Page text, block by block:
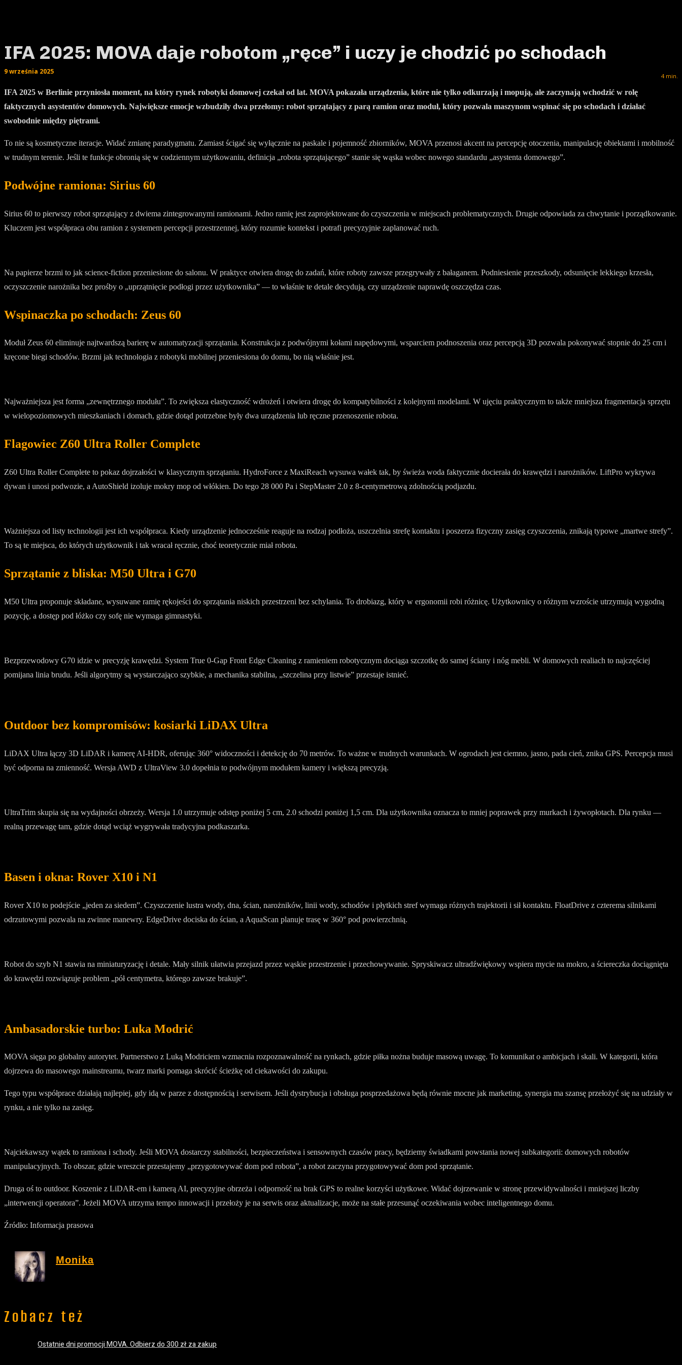
IFA 2025: MOVA daje robotom „ręce” i uczy je chodzić po schodach
4min.
9 września 2025
IFA 2025 w Berlinie przyniosła moment, na który rynek robotyki domowej czekał od lat. MOVA pokazała urządzenia, które nie tylko odkurzają i mopują, ale zaczynają wchodzić w rolę
faktycznych asystentów domowych. Największe emocje wzbudziły dwa przełomy: robot sprzątający z parą ramion oraz moduł, który pozwala maszynom wspinać się po schodach i działać
swobodnie między piętrami.
To nie są kosmetyczne iteracje. Widać zmianę paradygmatu. Zamiast ścigać się wyłącznie na paskale i pojemność zbiorników, MOVA przenosi akcent na percepcję otoczenia, manipulację obiektami i mobilność
w trudnym terenie. Jeśli te funkcje obronią się w codziennym użytkowaniu, definicja „robota sprzątającego” stanie się wąska wobec nowego standardu „asystenta domowego”.
Podwójne ramiona: Sirius 60
Sirius 60 to pierwszy robot sprzątający z dwiema zintegrowanymi ramionami. Jedno ramię jest zaprojektowane do czyszczenia w miejscach problematycznych. Drugie odpowiada za chwytanie i porządkowanie.
Kluczem jest współpraca obu ramion z systemem percepcji przestrzennej, który rozumie kontekst i potrafi precyzyjnie zaplanować ruch.
Na papierze brzmi to jak science-fiction przeniesione do salonu. W praktyce otwiera drogę do zadań, które roboty zawsze przegrywały z bałaganem. Podniesienie przeszkody, odsunięcie lekkiego krzesła,
oczyszczenie narożnika bez prośby o „uprzątnięcie podłogi przez użytkownika” — to właśnie te detale decydują, czy urządzenie naprawdę oszczędza czas.
Wspinaczka po schodach: Zeus 60
Moduł Zeus 60 eliminuje najtwardszą barierę w automatyzacji sprzątania. Konstrukcja z podwójnymi kołami napędowymi, wsparciem podnoszenia oraz percepcją 3D pozwala pokonywać stopnie do 25 cm i
kręcone biegi schodów. Brzmi jak technologia z robotyki mobilnej przeniesiona do domu, bo nią właśnie jest.
Najważniejsza jest forma „zewnętrznego modułu”. To zwiększa elastyczność wdrożeń i otwiera drogę do kompatybilności z kolejnymi modelami. W ujęciu praktycznym to także mniejsza fragmentacja sprzętu
w wielopoziomowych mieszkaniach i domach, gdzie dotąd potrzebne były dwa urządzenia lub ręczne przenoszenie robota.
Flagowiec Z60 Ultra Roller Complete
Z60 Ultra Roller Complete to pokaz dojrzałości w klasycznym sprzątaniu. HydroForce z MaxiReach wysuwa wałek tak, by świeża woda faktycznie docierała do krawędzi i narożników. LiftPro wykrywa
dywan i unosi podwozie, a AutoShield izoluje mokry mop od włókien. Do tego 28 000 Pa i StepMaster 2.0 z 8-centymetrową zdolnością podjazdu.
Ważniejsza od listy technologii jest ich współpraca. Kiedy urządzenie jednocześnie reaguje na rodzaj podłoża, uszczelnia strefę kontaktu i poszerza fizyczny zasięg czyszczenia, znikają typowe „martwe strefy”.
To są te miejsca, do których użytkownik i tak wracał ręcznie, choć teoretycznie miał robota.
Sprzątanie z bliska: M50 Ultra i G70
M50 Ultra proponuje składane, wysuwane ramię rękojeści do sprzątania niskich przestrzeni bez schylania. To drobiazg, który w ergonomii robi różnicę. Użytkownicy o różnym wzroście utrzymują wygodną
pozycję, a dostęp pod łóżko czy sofę nie wymaga gimnastyki.
Bezprzewodowy G70 idzie w precyzję krawędzi. System True 0-Gap Front Edge Cleaning z ramieniem robotycznym dociąga szczotkę do samej ściany i nóg mebli. W domowych realiach to najczęściej
pomijana linia brudu. Jeśli algorytmy są wystarczająco szybkie, a mechanika stabilna, „szczelina przy listwie” przestaje istnieć.
Outdoor bez kompromisów: kosiarki LiDAX Ultra
LiDAX Ultra łączy 3D LiDAR i kamerę AI-HDR, oferując 360° widoczności i detekcję do 70 metrów. To ważne w trudnych warunkach. W ogrodach jest ciemno, jasno, pada cień, znika GPS. Percepcja musi
być odporna na zmienność. Wersja AWD z UltraView 3.0 dopełnia to podwójnym modułem kamery i większą precyzją.
UltraTrim skupia się na wydajności obrzeży. Wersja 1.0 utrzymuje odstęp poniżej 5 cm, 2.0 schodzi poniżej 1,5 cm. Dla użytkownika oznacza to mniej poprawek przy murkach i żywopłotach. Dla rynku —
realną przewagę tam, gdzie dotąd wciąż wygrywała tradycyjna podkaszarka.
Basen i okna: Rover X10 i N1
Rover X10 to podejście „jeden za siedem”. Czyszczenie lustra wody, dna, ścian, narożników, linii wody, schodów i płytkich stref wymaga różnych trajektorii i sił kontaktu. FloatDrive z czterema silnikami
odrzutowymi pozwala na zwinne manewry. EdgeDrive dociska do ścian, a AquaScan planuje trasę w 360° pod powierzchnią.
Robot do szyb N1 stawia na miniaturyzację i detale. Mały silnik ułatwia przejazd przez wąskie przestrzenie i przechowywanie. Spryskiwacz ultradźwiękowy wspiera mycie na mokro, a ściereczka dociągnięta
do krawędzi rozwiązuje problem „pół centymetra, którego zawsze brakuje”.
Ambasadorskie turbo: Luka Modrić
MOVA sięga po globalny autorytet. Partnerstwo z Luką Modriciem wzmacnia rozpoznawalność na rynkach, gdzie piłka nożna buduje masową uwagę. To komunikat o ambicjach i skali. W kategorii, która
dojrzewa do masowego mainstreamu, twarz marki pomaga skrócić ścieżkę od ciekawości do zakupu.
Tego typu współprace działają najlepiej, gdy idą w parze z dostępnością i serwisem. Jeśli dystrybucja i obsługa posprzedażowa będą równie mocne jak marketing, synergia ma szansę przełożyć się na udziały w
rynku, a nie tylko na zasięg.
Najciekawszy wątek to ramiona i schody. Jeśli MOVA dostarczy stabilności, bezpieczeństwa i sensownych czasów pracy, będziemy świadkami powstania nowej subkategorii: domowych robotów
manipulacyjnych. To obszar, gdzie wreszcie przestajemy „przygotowywać dom pod robota”, a robot zaczyna przygotowywać dom pod sprzątanie.
Druga oś to outdoor. Koszenie z LiDAR-em i kamerą AI, precyzyjne obrzeża i odporność na brak GPS to realne korzyści użytkowe. Widać dojrzewanie w stronę przewidywalności i mniejszej liczby
„interwencji operatora”. Jeżeli MOVA utrzyma tempo innowacji i przełoży je na serwis oraz aktualizacje, może na stałe przesunąć oczekiwania wobec inteligentnego domu.
Źródło: Informacja prasowa
Monika
Zobacz też
Ostatnie dni promocji MOVA. Odbierz do 300 zł za zakup